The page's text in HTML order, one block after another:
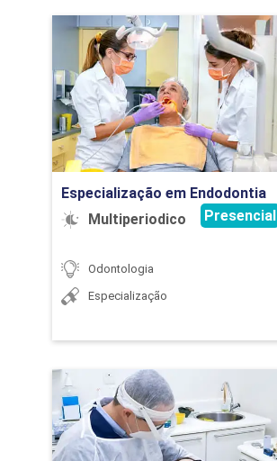
Especialização em Endodontia
Multiperiodico
Presencial
Odontologia
Especialização
Especialização em
Endodontia
Detalhes do curso
Ir para Inscrição
Especialização em
Ortodontia
Detalhes do curso